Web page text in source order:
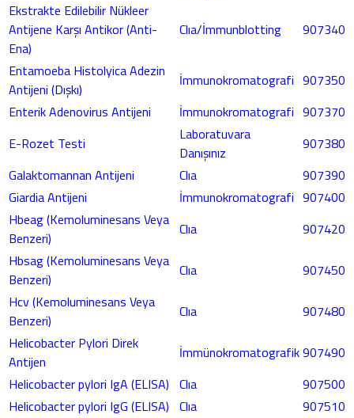
Ekstrakte Edilebilir Nükleer
Antijene Karşı Antikor (Anti-
Ena)
Clıa/İmmunblotting 907340
Entamoeba Histolyica Adezin
Antijeni (Dışkı)
İmmunokromatografi 907350
Enterik Adenovirus Antijeni
İmmunokromatografi 907370
E-Rozet Testi
Laboratuvara
Danışınız
907380
Galaktomannan Antijeni
Clıa
907390
Giardia Antijeni
İmmunokromatografi 907400
Hbeag (Kemoluminesans Veya
Benzeri)
Clıa
907420
Hbsag (Kemoluminesans Veya
Benzeri)
Clıa
907450
Hcv (Kemoluminesans Veya
Benzeri)
Clıa
907480
Helicobacter Pylori Direk
Antijen
İmmünokromatografik907490
Helicobacter pylori IgA (ELISA) Clıa
907500
Helicobacter pylori IgG (ELISA) Clıa
907510